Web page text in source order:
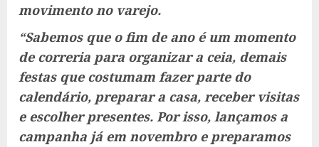
movimento no varejo.
“Sabemos que o fim de ano é um momento
de correria para organizar a ceia, demais
festas que costumam fazer parte do
calendário, preparar a casa, receber visitas
e escolher presentes. Por isso, lançamos a
campanha já em novembro e preparamos